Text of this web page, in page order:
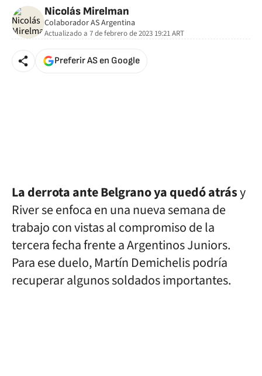
Nicolás Mirelman
Colaborador AS Argentina
Actualizado a 7 de febrero de 2023 19:21ART
Preferir AS en Google
La derrota ante Belgrano ya quedó atrásy
River se enfoca en una nueva semana de
trabajo con vistas al compromiso de la
tercera fecha frente a Argentinos Juniors.
Para ese duelo, Martín Demichelis podría
recuperar algunos soldados importantes.